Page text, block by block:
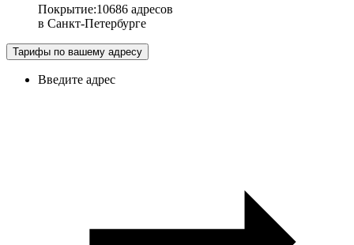
Покрытие:10686 адресов
в Санкт-Петербурге
Тарифы по вашему адресу
Введите адрес